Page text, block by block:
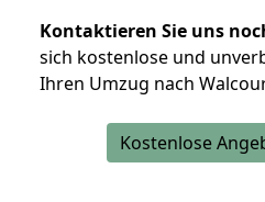
Kontaktieren Sie uns
sich kostenlose und
Ihren Umzug nach
Kostenlose